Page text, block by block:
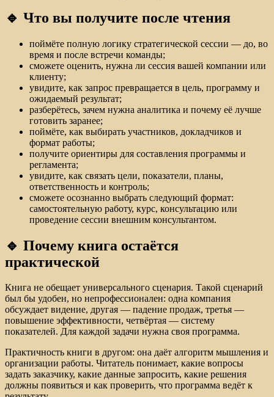
🔹 Что вы получите после чтения
поймёте полную логику стратегической сессии — до, во
время и после встречи команды;
сможете оценить, нужна ли сессия вашей компании или
клиенту;
увидите, как запрос превращается в цель, программу и
ожидаемый результат;
разберётесь, зачем нужна аналитика и почему её лучше
готовить заранее;
поймёте, как выбирать участников, докладчиков и
формат работы;
получите ориентиры для составления программы и
регламента;
увидите, как связать цели, показатели, планы,
ответственность и контроль;
сможете осознанно выбрать следующий формат:
самостоятельную работу, курс, консультацию или
проведение сессии внешним консультантом.
🔹 Почему книга остаётся
практической
Книга не обещает универсального сценария. Такой сценарий
был бы удобен, но непрофессионален: одна компания
обсуждает видение, другая — падение продаж, третья —
повышение эффективности, четвёртая — систему
показателей. Для каждой задачи нужна своя программа.
Практичность книги в другом: она даёт алгоритм мышления и
организации работы. Читатель понимает, какие вопросы
задать заказчику, какие данные запросить, какие решения
должны появиться и как проверить, что программа ведёт к